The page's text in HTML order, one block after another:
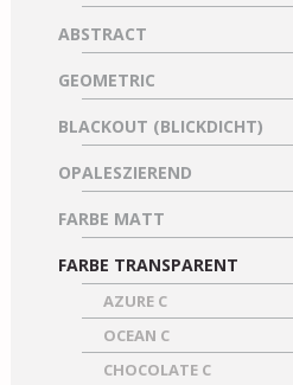
ABSTRACT
GEOMETRIC
BLACKOUT (BLICKDICHT)
OPALESZIEREND
FARBE MATT
FARBE TRANSPARENT
AZURE C
OCEAN C
CHOCOLATE C